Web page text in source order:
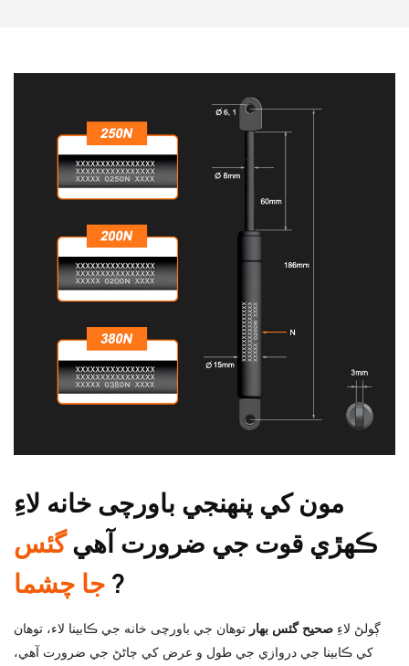
مون کي پنهنجي باورچی خانه لاءِ
ڪهڙي قوت جي ضرورت آهيگئس
?
ڳولڻ لاءِ صحيح گئس بهار توهان جي باورچی خانه جي ڪابينا لاء، توهان
کي ڪابينا جي دروازي جي طول و عرض کي ڄاڻڻ جي ضرورت آهي،